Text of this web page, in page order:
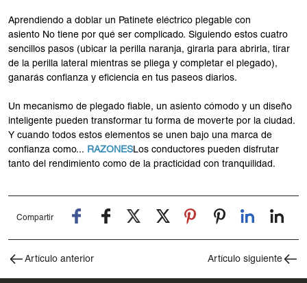
Aprendiendo a doblar un Patinete eléctrico plegable con
asiento No tiene por qué ser complicado. Siguiendo estos cuatro
sencillos pasos (ubicar la perilla naranja, girarla para abrirla, tirar
de la perilla lateral mientras se pliega y completar el plegado),
ganarás confianza y eficiencia en tus paseos diarios.
Un mecanismo de plegado fiable, un asiento cómodo y un diseño
inteligente pueden transformar tu forma de moverte por la ciudad.
Y cuando todos estos elementos se unen bajo una marca de
confianza como...
RAZONESLos conductores pueden disfrutar
tanto del rendimiento como de la practicidad con tranquilidad.
Compartir
Artículo anterior Artículo siguiente